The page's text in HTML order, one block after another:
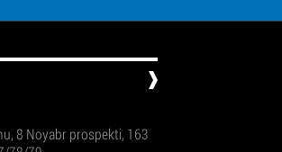
8 Noyabr prospekti, 163